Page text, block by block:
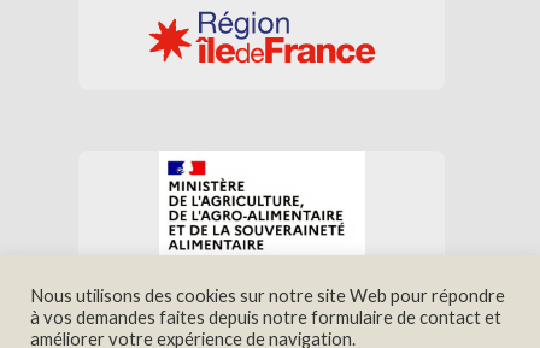
Nous utilisons des cookies sur notre site Web pour répondre
à vos demandes faites depuis notre formulaire de contact et
améliorer votre expérience de navigation.